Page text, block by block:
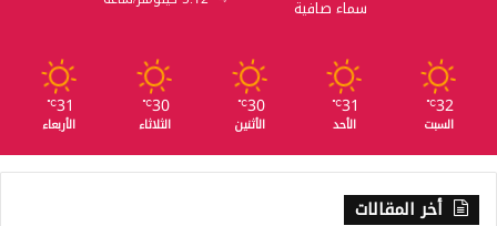
سماء صافية
32
℃
السبت
31
℃
الأحد
30
℃
الأثنين
30
℃
الثلاثاء
31
℃
الأربعاء
أخر المقالات